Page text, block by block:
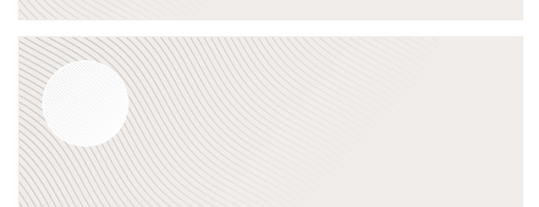
Подробнее о программе